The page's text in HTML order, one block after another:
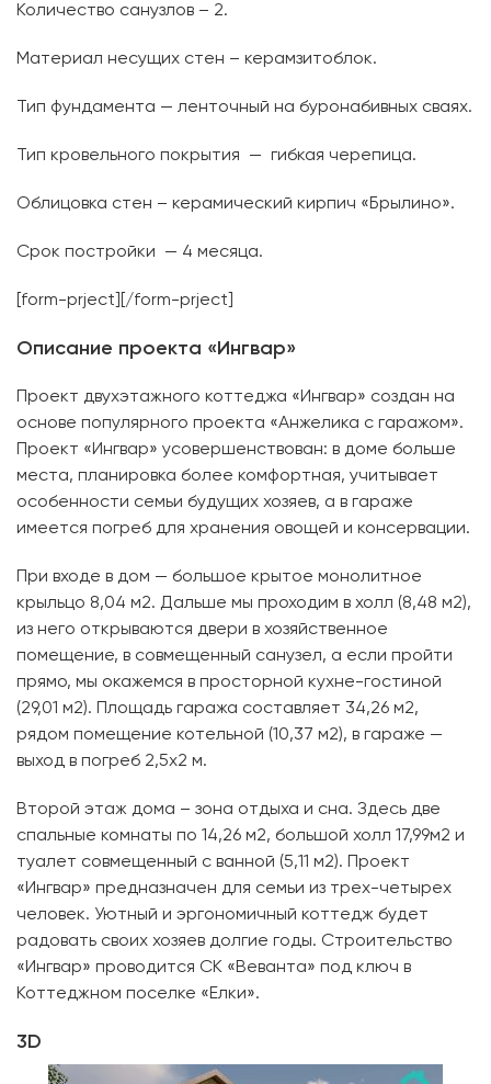
Количество санузлов – 2.
Материал несущих стен – керамзитоблок.
Тип фундамента — ленточный на буронабивных сваях.
Тип кровельного покрытия — гибкая черепица.
Облицовка стен – керамический кирпич «Брылино».
Срок постройки — 4 месяца.
[form-prject][/form-prject]
Описание проекта «Ингвар»
Проект двухэтажного коттеджа «Ингвар» создан на
основе популярного проекта «Анжелика с гаражом».
Проект «Ингвар» усовершенствован: в доме больше
места, планировка более комфортная, учитывает
особенности семьи будущих хозяев, а в гараже
имеется погреб для хранения овощей и консервации.
При входе в дом — большое крытое монолитное
крыльцо 8,04 м2. Дальше мы проходим в холл (8,48 м2),
из него открываются двери в хозяйственное
помещение, в совмещенный санузел, а если пройти
прямо, мы окажемся в просторной кухне-гостиной
(29,01 м2). Площадь гаража составляет 34,26 м2,
рядом помещение котельной (10,37 м2), в гараже —
выход в погреб 2,5х2 м.
Второй этаж дома – зона отдыха и сна. Здесь две
спальные комнаты по 14,26 м2, большой холл 17,99м2 и
туалет совмещенный с ванной (5,11 м2). Проект
«Ингвар» предназначен для семьи из трех-четырех
человек. Уютный и эргономичный коттедж будет
радовать своих хозяев долгие годы. Строительство
«Ингвар» проводится СК «Веванта» под ключ в
Коттеджном поселке «Елки».
3D